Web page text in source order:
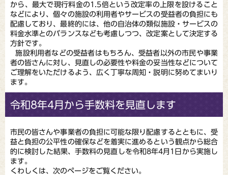
から、最大で現行料金の1.5倍という改定率の上限を設けること
などにより、個々の施設の利用者やサービスの受益者の負担にも
配慮しており、最終的には、他の自治体の類似施設・サービスの
料金水準とのバランスなども考慮しつつ、改定案として決定する
方針です。
施設利用者などの受益者はもちろん、受益者以外の市民や事業
者の皆さんに対し、見直しの必要性や料金の妥当性などについて
ご理解をいただけるよう、広く丁寧な周知・説明に努めてまいり
ます。
令和8年4月から手数料を見直します
市民の皆さんや事業者の負担に可能な限り配慮するとともに、受
益と負担の公平性の確保などを着実に進めるという観点から総合
的に検討した結果、手数料の見直しを令和8年4月1日から実施し
ます。
くわしくは、次のページをご覧ください。